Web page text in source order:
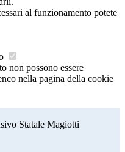
al funzionamento potete
non possono essere
nella pagina della cookie
Statale Magiotti